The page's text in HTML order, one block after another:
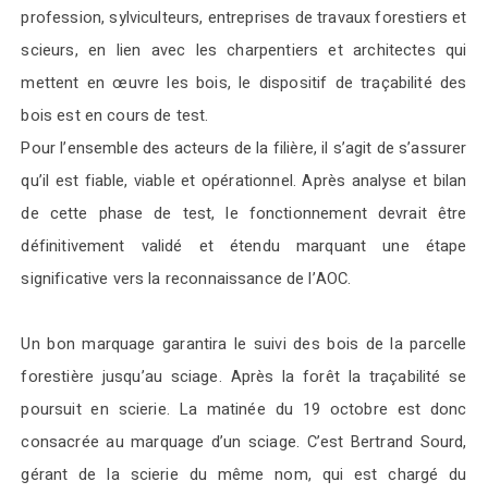
profession, sylviculteurs, entreprises de travaux forestiers et
scieurs, en lien avec les charpentiers et architectes qui
mettent en œuvre les bois, le dispositif de traçabilité des
bois est en cours de test.
Pour l’ensemble des acteurs de la filière, il s’agit de s’assurer
qu’il est fiable, viable et opérationnel. Après analyse et bilan
de cette phase de test, le fonctionnement devrait être
définitivement validé et étendu marquant une étape
significative vers la reconnaissance de l’AOC.
Un bon marquage garantira le suivi des bois de la parcelle
forestière jusqu’au sciage. Après la forêt la traçabilité se
poursuit en scierie. La matinée du 19 octobre est donc
consacrée au marquage d’un sciage. C’est Bertrand Sourd,
gérant de la scierie du même nom, qui est chargé du